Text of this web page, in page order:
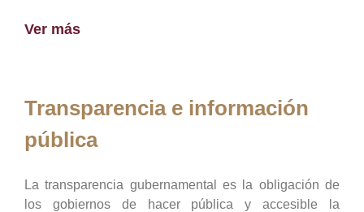
Ver más
Transparencia e información
pública
La transparencia gubernamental es la obligación de
los gobiernos de hacer pública y accesible la